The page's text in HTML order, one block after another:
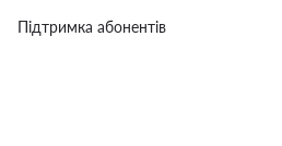
Підтримка абонентів